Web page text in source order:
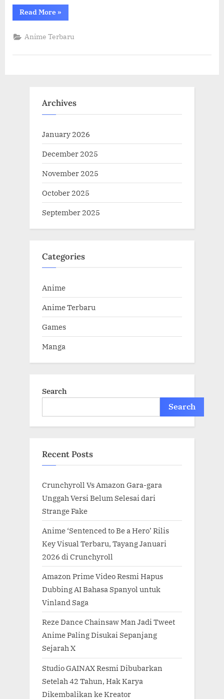
Read More“EVANGELION
Rayakan
Tahun
dengan
Spesial
»
Anime Terbaru
Archives
January 2026
December 2025
November 2025
October 2025
September 2025
Categories
Anime
Anime Terbaru
Games
Manga
Search
Search
Recent Posts
Crunchyroll Vs Amazon Gara-gara
Unggah Versi Belum Selesai dari
Strange Fake
Anime ‘Sentenced to Be a Hero’ Rilis
Key Visual Terbaru, Tayang Januari
2026 di Crunchyroll
Amazon Prime Video Resmi Hapus
Dubbing AI Bahasa Spanyol untuk
Vinland Saga
Reze Dance Chainsaw Man Jadi Tweet
Anime Paling Disukai Sepanjang
Sejarah X
Studio GAINAX Resmi Dibubarkan
Setelah 42 Tahun, Hak Karya
Dikembalikan ke Kreator